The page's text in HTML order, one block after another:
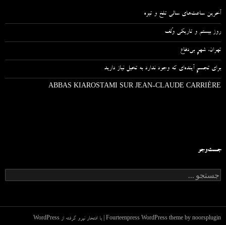
آخرین ساعت‌های سالی تلخ و تیره
روز بیستم و تاریکی وُلف
تهران، شهرِ بی‌دفاع
برای تجسمِ آینده‌ای که وجود ندارد به تخیل نیاز دارید
ABBAS KIAROSTAMI SUR JEAN-CLAUDE CARRIÈRE
جست‌وجو
ج
س
ب
Fourteenpress WordPress theme by noorsplugin با افتخار نیرو گرفته از WordPress